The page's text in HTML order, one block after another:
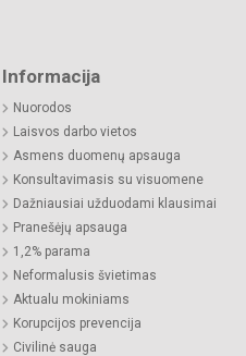
Informacija
Nuorodos
Laisvos darbo vietos
Asmens duomenų apsauga
Konsultavimasis su visuomene
Dažniausiai užduodami klausimai
Pranešėjų apsauga
1,2% parama
Neformalusis švietimas
Aktualu mokiniams
Korupcijos prevencija
Civilinė sauga